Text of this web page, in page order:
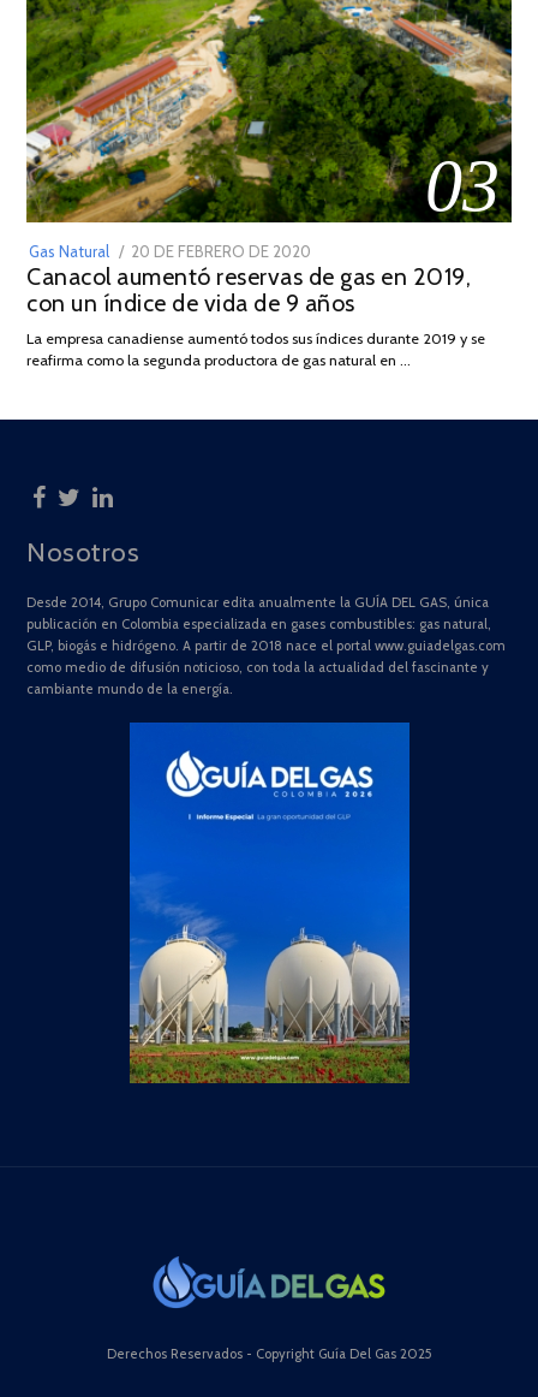
03
Gas Natural
POSTED
ON
20 DE FEBRERO DE 2020
DE
JULIO
2025
Canacol aumentó reservas de gas en 2019,
con un índice de vida de 9 años
La empresa canadiense aumentó todos sus índices durante 2019 y se
reafirma como la segunda productora de gas natural en …
Nosotros
Desde 2014, Grupo Comunicar edita anualmente la GUÍA DEL GAS, única
publicación en Colombia especializada en gases combustibles: gas natural,
GLP, biogás e hidrógeno. A partir de 2018 nace el portal www.guiadelgas.com
como medio de difusión noticioso, con toda la actualidad del fascinante y
cambiante mundo de la energía.
Derechos Reservados - Copyright Guía Del Gas 2025